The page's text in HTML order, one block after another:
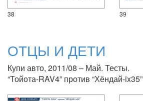
38 39
ОТЦЫ И ДЕТИ
Купи авто, 2011/08 – Май. Тесты.
“Тойота-RAV4” против “Хёндай-ix35”